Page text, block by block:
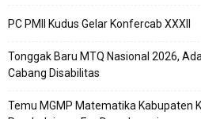
PC PMII Kudus Gelar Konfercab XXXII
Tonggak Baru MTQ Nasional 2026,
Cabang Disabilitas
Temu MGMP Matematika Kabupaten